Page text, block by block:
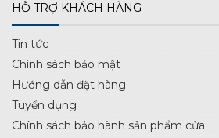
HỖ TRỢ KHÁCH HÀNG
Tin tức
Chính sách bảo mật
Hướng dẫn đặt hàng
Tuyển dụng
Chính sách bảo hành sản phẩm cửa